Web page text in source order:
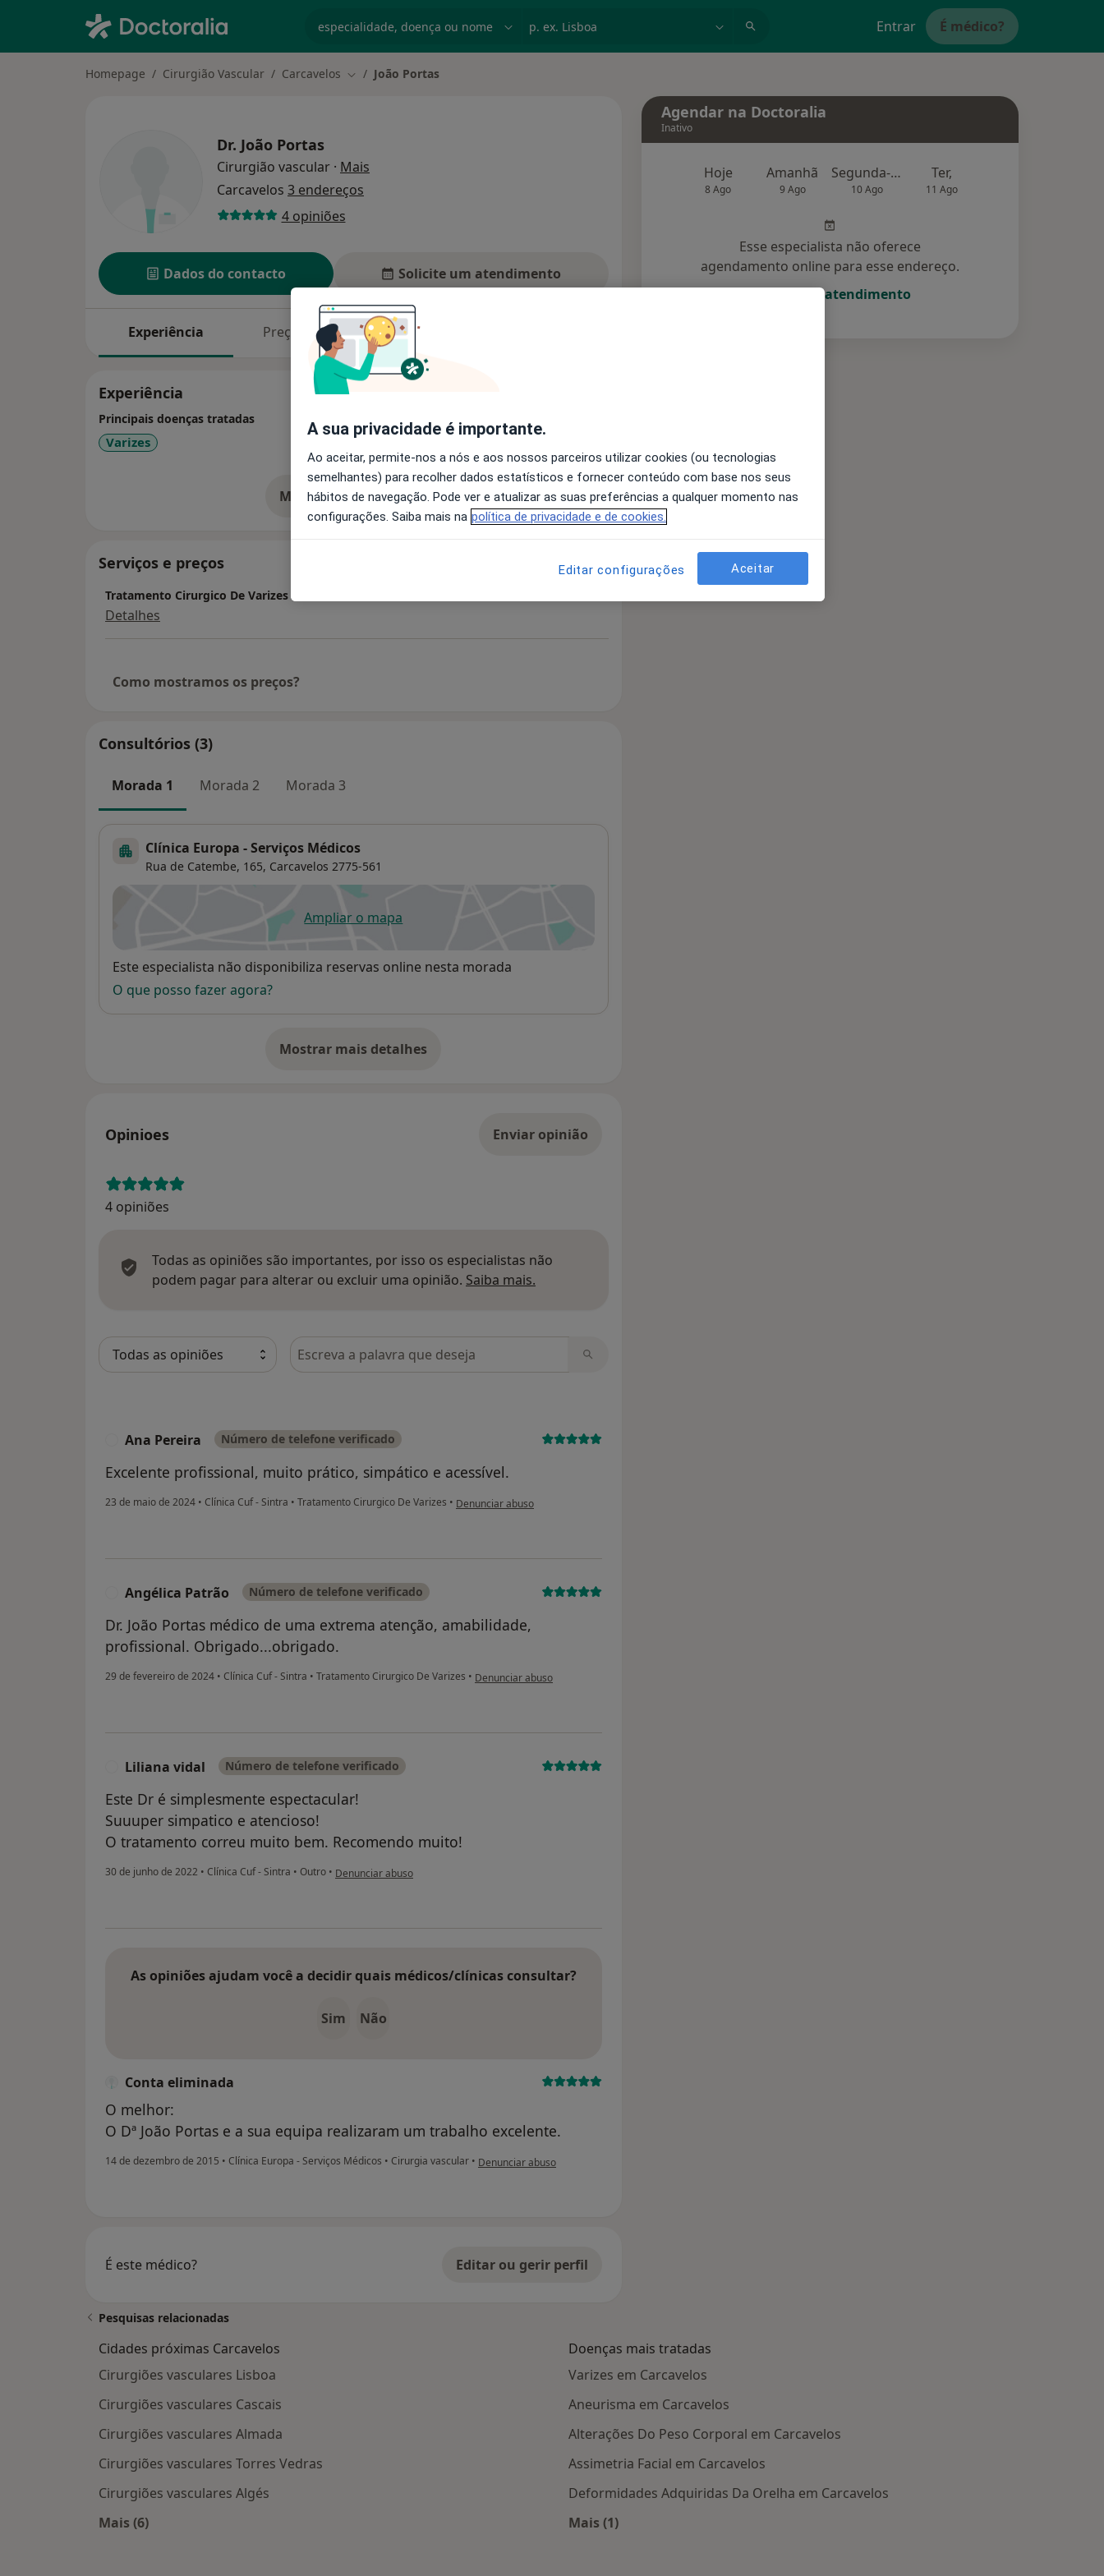
Entrar É médico?
Homepage Cirurgião Vascular Carcavelos Mudar de cidade
João Portas
Dr. João Portas
Cirurgião vascular · Mais
Carcavelos 3 endereços
4 opiniões
Dados do contacto Solicite um atendimento
Experiência Preços Consultórios
Experiência
Principais doenças tratadas
Varizes
Mostrar mais detalhes
sobre a experiência
Serviços e preços
Tratamento Cirurgico De Varizes
Detalhes
Como mostramos os preços?
Consultórios (3)
Morada 1 Morada 2 Morada 3
Clínica Europa - Serviços Médicos
Rua de Catembe, 165, Carcavelos 2775-561
Ampliar o mapaabre num novo separador
Disponibilidade
Este especialista não disponibiliza reservas online nesta morada
O que posso fazer agora?
Mostrar mais detalhes
sobre o endereço
Opinioes Enviar opinião
4 opiniões
Todas as opiniões são importantes, por isso os especialistas não
podem pagar para alterar ou excluir uma opinião. Saiba mais.
Pesquisar em opiniões
Ana Pereira Número de telefone verificado
Excelente profissional, muito prático, simpático e acessível.
23 de maio de 2024 • Clínica Cuf - Sintra • Tratamento Cirurgico De Varizes • na opinião do utilizador Ana Pereira
Denunciar abuso
Angélica Patrão Número de telefone verificado
Dr. João Portas médico de uma extrema atenção, amabilidade,
profissional. Obrigado...obrigado.
29 de fevereiro de 2024 • Clínica Cuf - Sintra • Tratamento Cirurgico De Varizes • na opinião do utilizador Angélica Patrão
Denunciar abuso
Liliana vidal Número de telefone verificado
Este Dr é simplesmente espectacular!
Suuuper simpatico e atencioso!
O tratamento correu muito bem. Recomendo muito!
30 de junho de 2022 • Clínica Cuf - Sintra • Outro • na opinião do utilizador Liliana vidal
Denunciar abuso
As opiniões ajudam você a decidir quais médicos/clínicas consultar?
Sim Não
Conta eliminada
O melhor:
O Dª João Portas e a sua equipa realizaram um trabalho excelente.
14 de dezembro de 2015 • Clínica Europa - Serviços Médicos • Cirurgia vascular • na opinião do utilizador Conta eliminada
Denunciar abuso
É este médico? Editar ou gerir perfil
Agendar na Doctoralia
Inativo
Hoje
8 Ago
Amanhã
9 Ago
Segunda-feira
10 Ago
Ter,
11 Ago
Esse especialista não oferece
agendamento online para esse endereço.
Solicite um atendimento
Pesquisas relacionadas
Cidades próximas Carcavelos
Cirurgiões vasculares Lisboa
Cirurgiões vasculares Cascais
Cirurgiões vasculares Almada
Cirurgiões vasculares Torres Vedras
Cirurgiões vasculares Algés
Mais (6)
Doenças mais tratadas
Varizes em Carcavelos
Aneurisma em Carcavelos
Alterações Do Peso Corporal em Carcavelos
Assimetria Facial em Carcavelos
Deformidades Adquiridas Da Orelha em Carcavelos
Mais (1)
A sua privacidade é importante.
Ao aceitar, permite-nos a nós e aos nossos parceiros utilizar cookies (ou tecnologias
semelhantes) para recolher dados estatísticos e fornecer conteúdo com base nos seus
hábitos de navegação. Pode ver e atualizar as suas preferências a qualquer momento nas
configurações. Saiba mais na política de privacidade e de cookies.
Editar configurações Aceitar